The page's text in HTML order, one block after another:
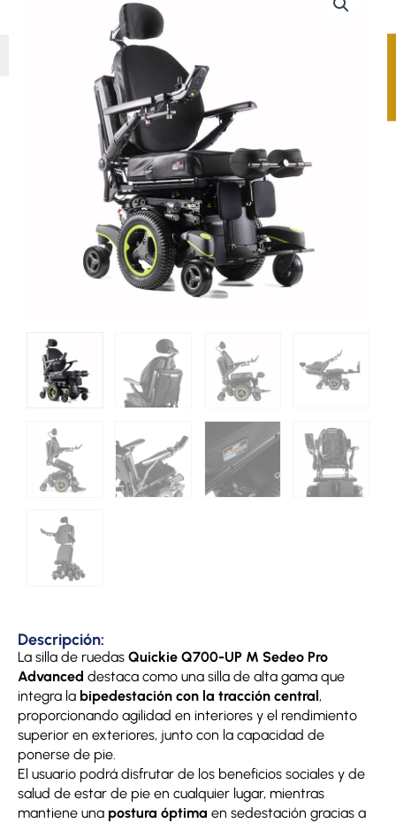
Descripción:
La silla de ruedas Quickie Q700-UP M Sedeo Pro
Advanced destaca como una silla de alta gama que
integra la bipedestación con la tracción central ,
proporcionando agilidad en interiores y el rendimiento
superior en exteriores, junto con la capacidad de
ponerse de pie.
El usuario podrá disfrutar de los beneficios sociales y de
salud de estar de pie en cualquier lugar, mientras
mantiene una postura óptima en sedestación gracias a